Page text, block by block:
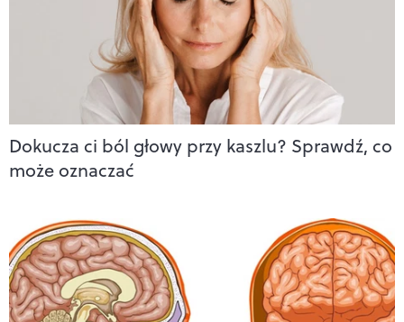
Dokucza ci ból głowy przy kaszlu? Sprawdź, co
może oznaczać